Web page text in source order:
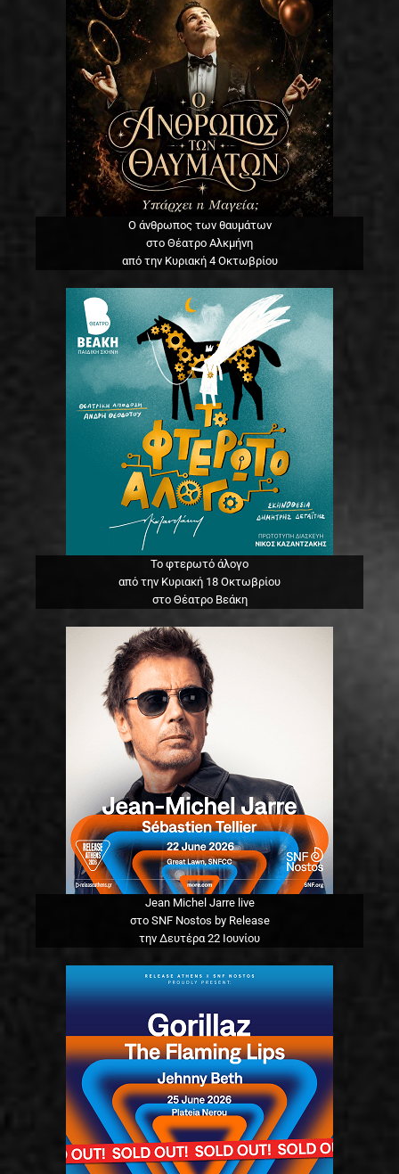
Ο άνθρωπος των θαυμάτων
στο Θέατρο Αλκμήνη
από την Κυριακή 4 Οκτωβρίου
Το φτερωτό άλογο
από την Κυριακή 18 Οκτωβρίου
στο Θέατρο Βεάκη
Jean Michel Jarre live
στο SNF Nostos by Release
την Δευτέρα 22 Ιουνίου